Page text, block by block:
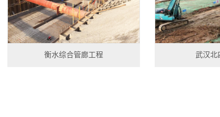
衡水综合管廊工程 武汉北